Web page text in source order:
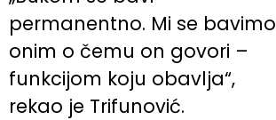
permanentno. Mi se bavimo
onim o čemu on govori –
funkcijom koju obavlja“,
rekao je Trifunović.